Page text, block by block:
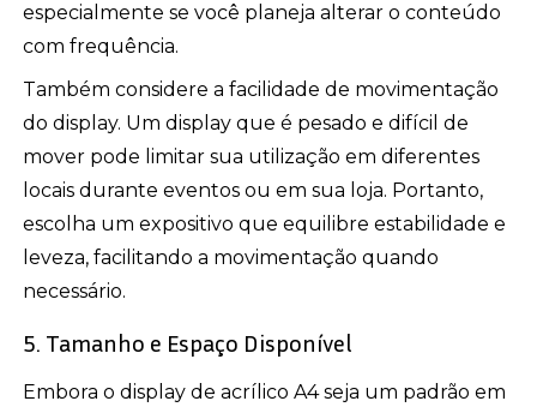
especialmente se você planeja alterar o conteúdo
com frequência.
Também considere a facilidade de movimentação
do display. Um display que é pesado e difícil de
mover pode limitar sua utilização em diferentes
locais durante eventos ou em sua loja. Portanto,
escolha um expositivo que equilibre estabilidade e
leveza, facilitando a movimentação quando
necessário.
5. Tamanho e Espaço Disponível
Embora o display de acrílico A4 seja um padrão em